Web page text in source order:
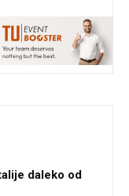
daleko od